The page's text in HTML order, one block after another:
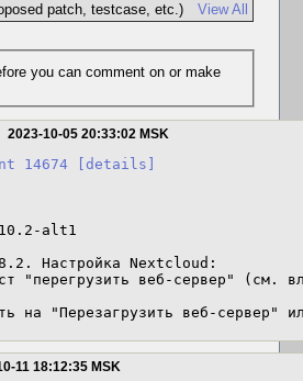
View All
patch, testcase, etc.)
2023-10-05 20:33:02 MSK
14674
[details]
alt1
Настройка Nextcloud:
"перегрузить веб-сервер" (см.
на "Перезагрузить веб-сервер"
11 18:12:35 MSK